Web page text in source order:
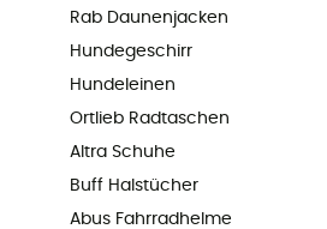
Rab Daunenjacken
Hundegeschirr
Hundeleinen
Ortlieb Radtaschen
Altra Schuhe
Buff Halstücher
Abus Fahrradhelme